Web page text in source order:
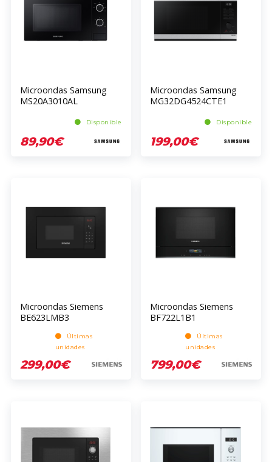
Microondas Samsung
MS20A3010AL
Disponible
89,90€
Microondas Samsung
MG32DG4524CTE1
Disponible
199,00€
Microondas Siemens
BE623LMB3
Últimas
unidades
299,00€
Microondas Siemens
BF722L1B1
Últimas
unidades
799,00€